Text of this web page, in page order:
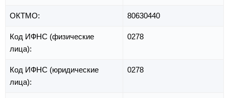
ОКТМО: 80630440
Код ИФНС (физические
лица):
0278
Код ИФНС (юридические
лица):
0278